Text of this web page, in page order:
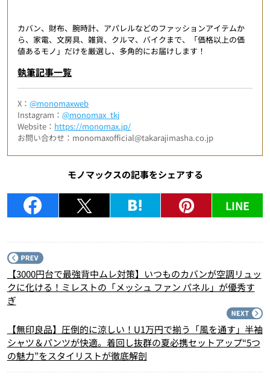
カバン、財布、腕時計、アパレルなどのファッションアイテムか
ら、家電、文房具、雑貨、クルマ、バイクまで、「価格以上の価
値あるモノ」だけを厳選し、多角的にお届けします！
執筆記事一覧
X：@monomaxweb
Instagram：@monomax_tkj
Website： https://monomax.jp/
お問い合わせ：monomaxofficial@takarajimasha.co.jp
モノマックスの記事をシェアする
LINE
【3000円台で最強背中ムレ対策】いつものカバンが空調リュッ
クに化ける！ミレストの「メッシュ ファン パネル」が優秀す
ぎ
【無印良品】圧倒的に涼しい！U1万円で揃う「風を通す」半袖
シャツ＆パンツが快適。着回し抜群の夏必携セットアップ“5つ
の魅力”をスタイリストが徹底解剖